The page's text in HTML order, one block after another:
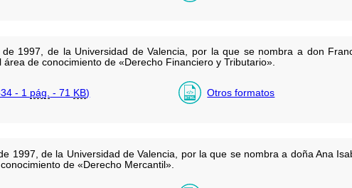
1997, de la Universidad de Valencia, por la que se nombra a don
de conocimiento de «Derecho Financiero y Tributario».
- 1 pág. - 71 KB) Otros formatos
1997, de la Universidad de Valencia, por la que se nombra a doña Ana
de «Derecho Mercantil».